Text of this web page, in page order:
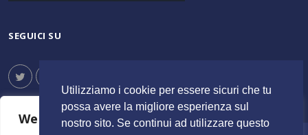
We value your privacy
SEGUICI SU
Utilizziamo i cookie per essere sicuri che tu
possa avere la migliore esperienza sul
nostro sito. Se continui ad utilizzare questo